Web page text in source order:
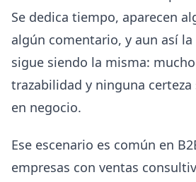
Se dedica tiempo, aparecen
algún comentario, y aun así
sigue siendo la misma:
trazabilidad y ninguna
en negocio.
Ese escenario es común en
empresas con ventas